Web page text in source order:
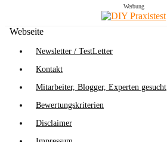
Werbung
Webseite
Newsletter / TestLetter
Kontakt
Mitarbeiter, Blogger, Experten gesucht
Bewertungskriterien
Disclaimer